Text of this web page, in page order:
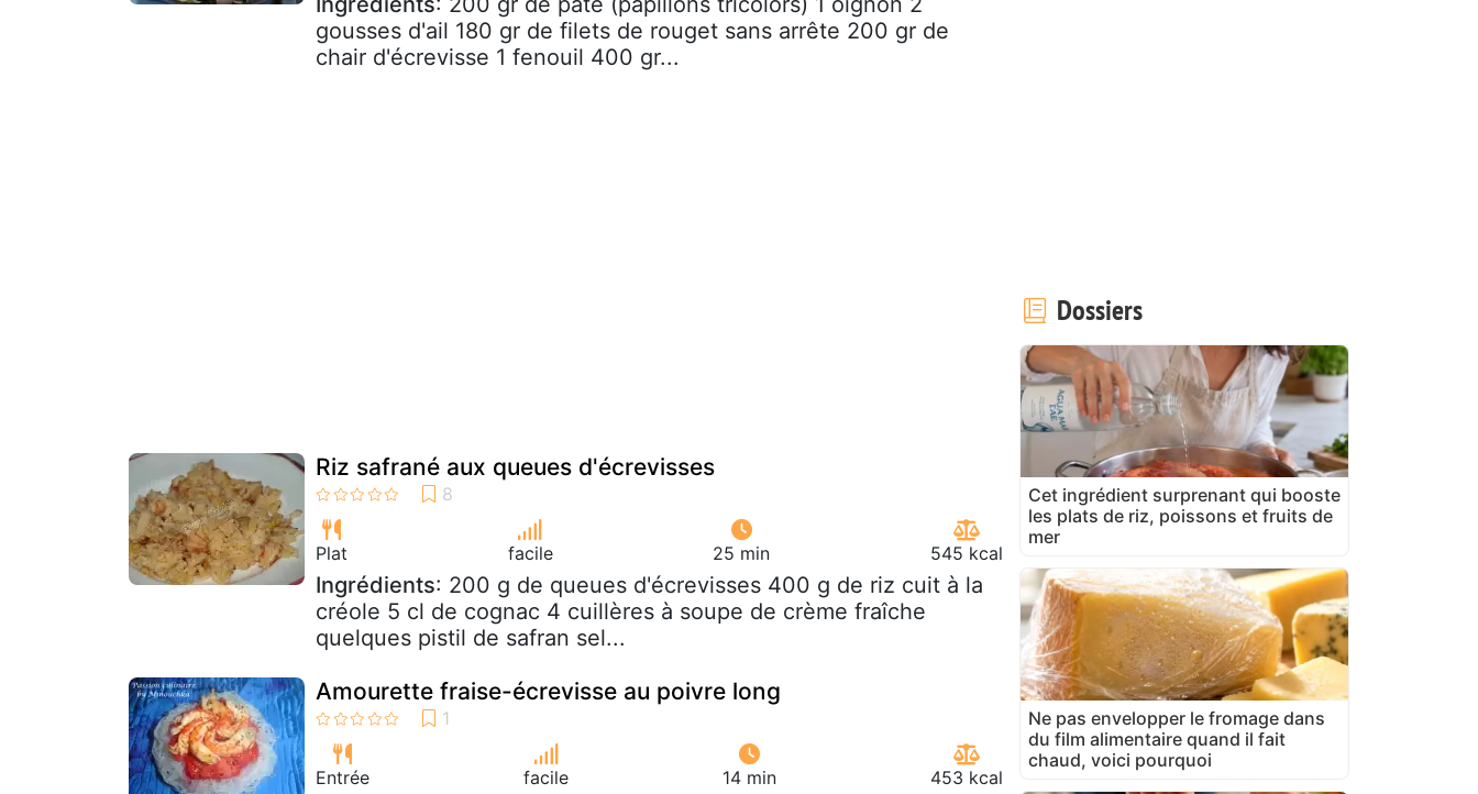
gousses d'ail 180 gr de filets de rouget sans arrête 200 gr de
chair d'écrevisse 1 fenouil 400 gr...
Riz safrané aux queues d'écrevisses
Plat facile 25 min 545 kcal
Ingrédients: 200 g de queues d'écrevisses 400 g de riz cuit à la
créole 5 cl de cognac 4 cuillères à soupe de crème fraîche
quelques pistil de safran sel...
Amourette fraise-écrevisse au poivre long
Entrée facile 14 min 453 kcal
Dossiers
Cet ingrédient surprenant qui booste
les plats de riz, poissons et fruits de
mer
Ne pas envelopper le fromage dans
du film alimentaire quand il fait
chaud, voici pourquoi